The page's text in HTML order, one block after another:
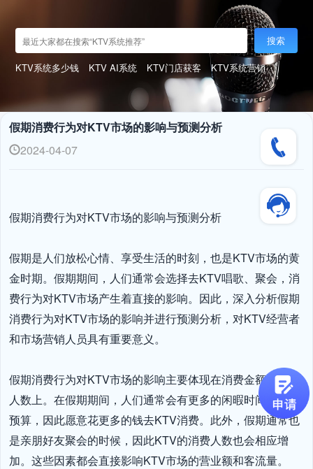
搜索
KTV系统多少钱 KTV AI系统 KTV门店获客 KTV系统营销
假期消费行为对KTV市场的影响与预测分析
2024-04-07
假期消费行为对KTV市场的影响与预测分析
假期是人们放松心情、享受生活的时刻，也是KTV市场的黄
金时期。假期期间，人们通常会选择去KTV唱歌、聚会，消
费行为对KTV市场产生着直接的影响。因此，深入分析假期
消费行为对KTV市场的影响并进行预测分析，对KTV经营者
和市场营销人员具有重要意义。
假期消费行为对KTV市场的影响主要体现在消费金额和消费
人数上。在假期期间，人们通常会有更多的闲暇时间和消费
预算，因此愿意花更多的钱去KTV消费。此外，假期通常也
是亲朋好友聚会的时候，因此KTV的消费人数也会相应增
加。这些因素都会直接影响KTV市场的营业额和客流量。